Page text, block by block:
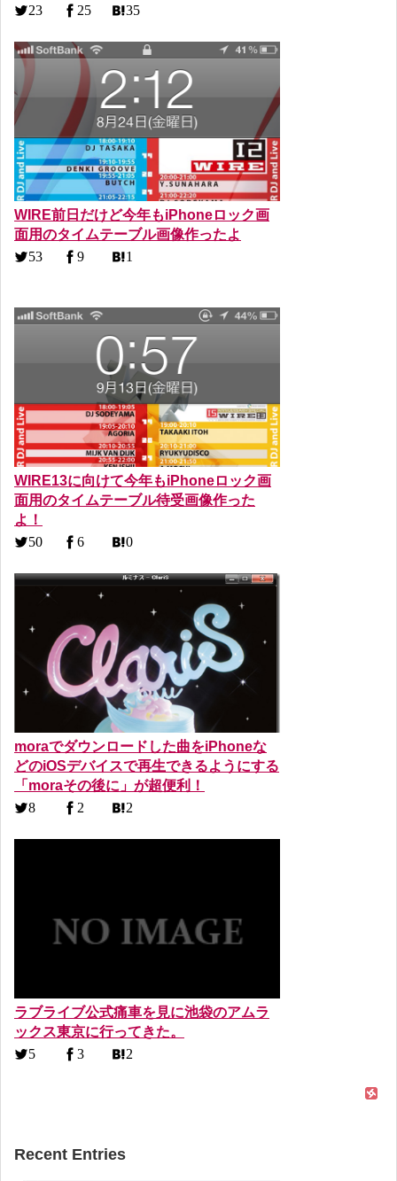
23 25 35
WIRE前日だけど今年もiPhoneロック画
面用のタイムテーブル画像作ったよ
53 9 1
WIRE13に向けて今年もiPhoneロック画
面用のタイムテーブル待受画像作った
よ！
50 6 0
moraでダウンロードした曲をiPhoneな
どのiOSデバイスで再生できるようにする
「moraその後に」が超便利！
8 2 2
ラブライブ公式痛車を見に池袋のアムラ
ックス東京に行ってきた。
5 3 2
Recent Entries